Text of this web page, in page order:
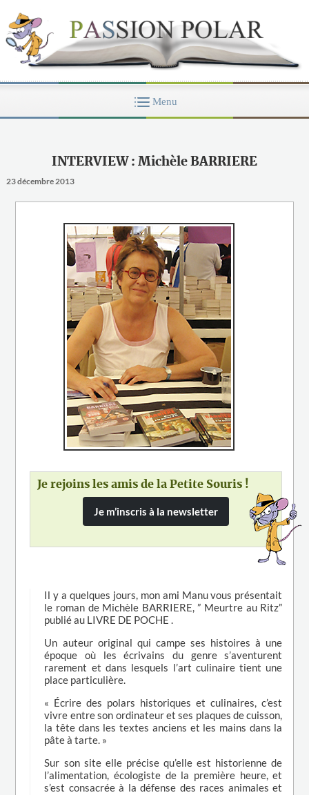
INTERVIEW : Michèle BARRIERE
23 décembre 2013
Je rejoins les amis de la Petite Souris !
Je m’inscris à la newsletter
Il y a quelques jours, mon ami Manu vous présentait
le roman de Michèle BARRIERE, ” Meurtre au Ritz”
publié au LIVRE DE POCHE .
Un auteur original qui campe ses histoires à une
époque où les écrivains du genre s’aventurent
rarement et dans lesquels l’art culinaire tient une
place particulière.
« Écrire des polars historiques et culinaires, c’est
vivre entre son ordinateur et ses plaques de cuisson,
la tête dans les textes anciens et les mains dans la
pâte à tarte. »
Sur son site elle précise qu’elle est historienne de
l’alimentation, écologiste de la première heure, et
s’est consacrée à la défense des races animales et